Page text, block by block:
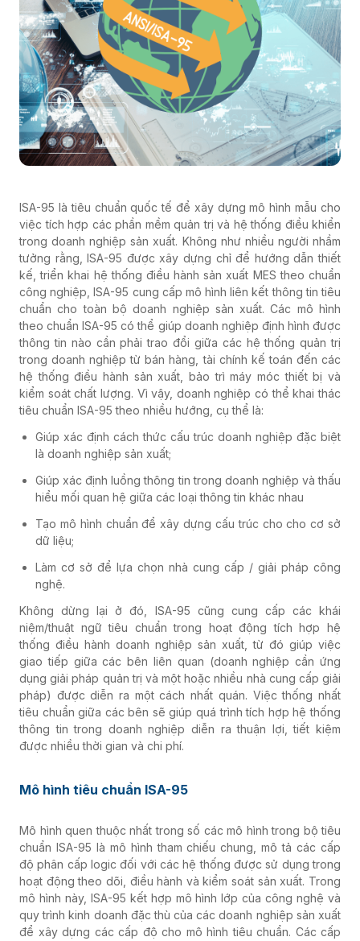
ISA-95 là tiêu chuẩn quốc tế để xây dựng mô hình mẫu cho
việc tích hợp các phần mềm quản trị và hệ thống điều khiển
trong doanh nghiệp sản xuất. Không như nhiều người nhầm
tưởng rằng, ISA-95 được xây dựng chỉ để hướng dẫn thiết
kế, triển khai hệ thống điều hành sản xuất MES theo chuẩn
công nghiệp, ISA-95 cung cấp mô hình liên kết thông tin tiêu
chuẩn cho toàn bộ doanh nghiệp sản xuất. Các mô hình
theo chuẩn ISA-95 có thể giúp doanh nghiệp định hình được
thông tin nào cần phải trao đổi giữa các hệ thống quản trị
trong doanh nghiệp từ bán hàng, tài chính kế toán đến các
hệ thống điều hành sản xuất, bảo trì máy móc thiết bị và
kiểm soát chất lượng. Vì vậy, doanh nghiệp có thể khai thác
tiêu chuẩn ISA-95 theo nhiều hướng, cụ thể là:
Giúp xác định cách thức cấu trúc doanh nghiệp đặc biệt
là doanh nghiệp sản xuất;
Giúp xác định luồng thông tin trong doanh nghiệp và thấu
hiểu mối quan hệ giữa các loại thông tin khác nhau
Tạo mô hình chuẩn để xây dựng cấu trúc cho cho cơ sở
dữ liệu;
Làm cơ sở để lựa chọn nhà cung cấp / giải pháp công
nghệ.
Không dừng lại ở đó, ISA-95 cũng cung cấp các khái
niệm/thuật ngữ tiêu chuẩn trong hoạt động tích hợp hệ
thống điều hành doanh nghiệp sản xuất, từ đó giúp việc
giao tiếp giữa các bên liên quan (doanh nghiệp cần ứng
dụng giải pháp quản trị và một hoặc nhiều nhà cung cấp giải
pháp) được diễn ra một cách nhất quán. Việc thống nhất
tiêu chuẩn giữa các bên sẽ giúp quá trình tích hợp hệ thống
thông tin trong doanh nghiệp diễn ra thuận lợi, tiết kiệm
được nhiều thời gian và chi phí.
Mô hình tiêu chuẩn ISA-95
Mô hình quen thuộc nhất trong số các mô hình trong bộ tiêu
chuẩn ISA-95 là mô hình tham chiếu chung, mô tả các cấp
độ phân cấp logic đối với các hệ thống được sử dụng trong
hoạt động theo dõi, điều hành và kiểm soát sản xuất. Trong
mô hình này, ISA-95 kết hợp mô hình lớp của công nghệ và
quy trình kinh doanh đặc thù của các doanh nghiệp sản xuất
để xây dựng các cấp độ cho mô hình tiêu chuẩn. Các cấp